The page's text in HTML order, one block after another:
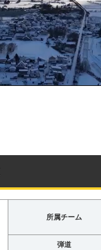
所属チーム
弾道